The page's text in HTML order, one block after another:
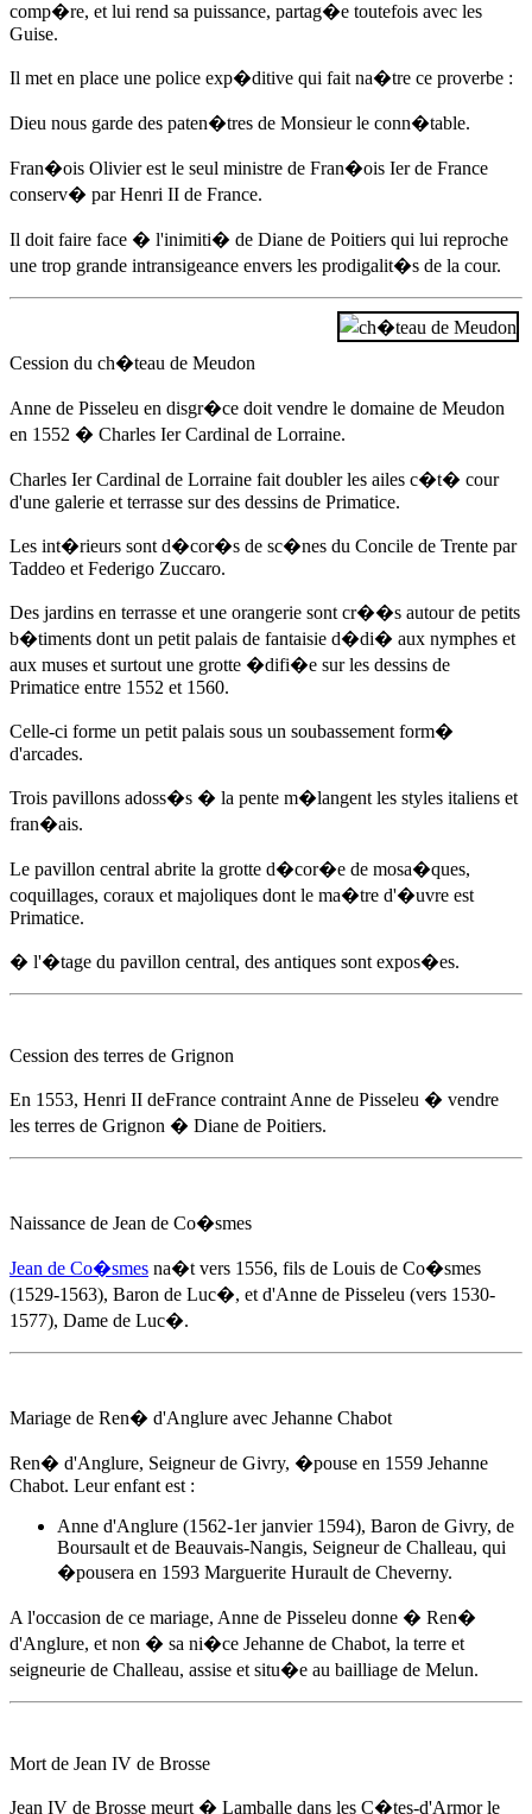
comp�re, et lui rend sa puissance, partag�e toutefois avec les
Guise.
Il met en place une police exp�ditive qui fait na�tre ce proverbe :
Dieu nous garde des paten�tres de Monsieur le conn�table.
Fran�ois Olivier est le seul ministre de Fran�ois Ier de France
conserv� par Henri II de France.
Il doit faire face � l'inimiti� de Diane de Poitiers qui lui reproche
une trop grande intransigeance envers les prodigalit�s de la cour.
Cession du ch�teau de Meudon
Anne de Pisseleu en disgr�ce doit vendre le domaine de Meudon
en 1552 � Charles Ier Cardinal de Lorraine.
Charles Ier Cardinal de Lorraine fait doubler les ailes c�t� cour
d'une galerie et terrasse sur des dessins de Primatice.
Les int�rieurs sont d�cor�s de sc�nes du Concile de Trente par
Taddeo et Federigo Zuccaro.
Des jardins en terrasse et une orangerie sont cr��s autour de petits
b�timents dont un petit palais de fantaisie d�di� aux nymphes et
aux muses et surtout une grotte �difi�e sur les dessins de
Primatice entre 1552 et 1560.
Celle-ci forme un petit palais sous un soubassement form�
d'arcades.
Trois pavillons adoss�s � la pente m�langent les styles italiens et
fran�ais.
Le pavillon central abrite la grotte d�cor�e de mosa�ques,
coquillages, coraux et majoliques dont le ma�tre d'�uvre est
Primatice.
� l'�tage du pavillon central, des antiques sont expos�es.
Cession des terres de Grignon
En 1553, Henri II deFrance contraint Anne de Pisseleu � vendre
les terres de Grignon � Diane de Poitiers.
Naissance de Jean de Co�smes
Jean de Co�smes na�t vers 1556, fils de Louis de Co�smes
(1529-1563), Baron de Luc�, et d'Anne de Pisseleu (vers 1530-
1577), Dame de Luc�.
Mariage de Ren� d'Anglure avec Jehanne Chabot
Ren� d'Anglure, Seigneur de Givry, �pouse en 1559 Jehanne
Chabot. Leur enfant est :
Anne d'Anglure (1562-1er janvier 1594), Baron de Givry, de
Boursault et de Beauvais-Nangis, Seigneur de Challeau, qui
�pousera en 1593 Marguerite Hurault de Cheverny.
A l'occasion de ce mariage, Anne de Pisseleu donne � Ren�
d'Anglure, et non � sa ni�ce Jehanne de Chabot, la terre et
seigneurie de Challeau, assise et situ�e au bailliage de Melun.
Mort de Jean IV de Brosse
Jean IV de Brosse meurt � Lamballe dans les C�tes-d'Armorle